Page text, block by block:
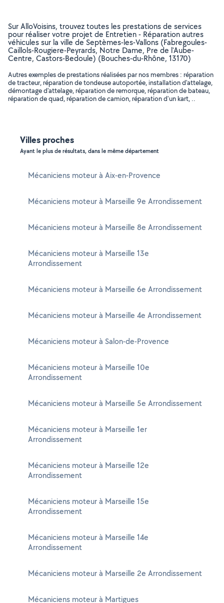
Sur AlloVoisins, trouvez toutes les prestations de services
pour réaliser votre projet de Entretien - Réparation autres
véhicules sur la ville de Septèmes-les-Vallons (Fabregoules-
Caillols-Rougiere-Peyrards, Notre Dame, Pre de l'Aube-
Centre, Castors-Bedoule) (Bouches-du-Rhône, 13170)
Autres exemples de prestations réalisées par nos membres : réparation
de tracteur, réparation de tondeuse autoportée, installation d'attelage,
démontage d'attelage, réparation de remorque, réparation de bateau,
réparation de quad, réparation de camion, réparation d'un kart, ..
Villes proches
Ayant le plus de résultats, dans le même département
Mécaniciens moteur à Aix-en-Provence
Mécaniciens moteur à Marseille 9e Arrondissement
Mécaniciens moteur à Marseille 8e Arrondissement
Mécaniciens moteur à Marseille 13e
Arrondissement
Mécaniciens moteur à Marseille 6e Arrondissement
Mécaniciens moteur à Marseille 4e Arrondissement
Mécaniciens moteur à Salon-de-Provence
Mécaniciens moteur à Marseille 10e
Arrondissement
Mécaniciens moteur à Marseille 5e Arrondissement
Mécaniciens moteur à Marseille 1er
Arrondissement
Mécaniciens moteur à Marseille 12e
Arrondissement
Mécaniciens moteur à Marseille 15e
Arrondissement
Mécaniciens moteur à Marseille 14e
Arrondissement
Mécaniciens moteur à Marseille 2e Arrondissement
Mécaniciens moteur à Martigues